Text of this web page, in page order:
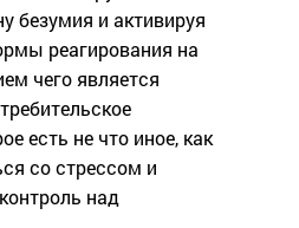
безумия и активируя
реагирования на
чего является
есть не что иное, как
со стрессом и
над